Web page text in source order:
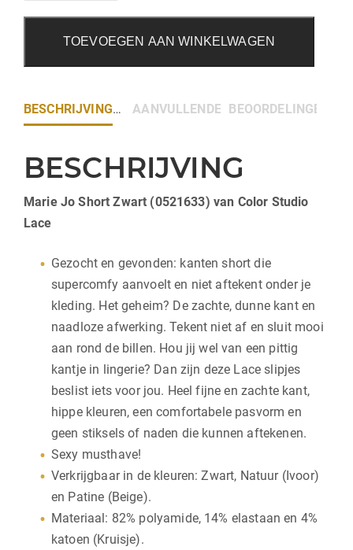
TOEVOEGEN AAN WINKELWAGEN
BESCHRIJVING AANVULLENDE INFORMATIE
BEOORDELINGEN (0)
BESCHRIJVING
Marie Jo Short Zwart (0521633) van Color Studio
Lace
Gezocht en gevonden: kanten short die
supercomfy aanvoelt en niet aftekent onder je
kleding. Het geheim? De zachte, dunne kant en
naadloze afwerking. Tekent niet af en sluit mooi
aan rond de billen. Hou jij wel van een pittig
kantje in lingerie? Dan zijn deze Lace slipjes
beslist iets voor jou. Heel fijne en zachte kant,
hippe kleuren, een comfortabele pasvorm en
geen stiksels of naden die kunnen aftekenen.
Sexy musthave!
Verkrijgbaar in de kleuren: Zwart, Natuur (Ivoor)
en Patine (Beige).
Materiaal: 82% polyamide, 14% elastaan en 4%
katoen (Kruisje).